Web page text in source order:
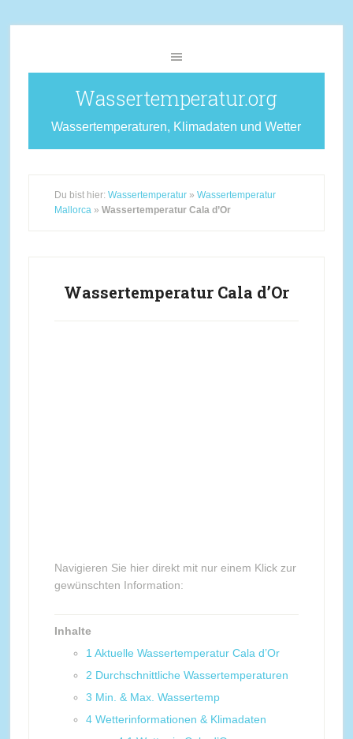
Wassertemperatur.org
Wassertemperaturen, Klimadaten und Wetter
Du bist hier: Wassertemperatur» Wassertemperatur
Mallorca» Wassertemperatur Cala d’Or
Wassertemperatur Cala d’Or
Navigieren Sie hier direkt mit nur einem Klick zur
gewünschten Information:
Inhalte
1 Aktuelle Wassertemperatur Cala d’Or
2 Durchschnittliche Wassertemperaturen
3 Min. & Max. Wassertemp
4 Wetterinformationen & Klimadaten